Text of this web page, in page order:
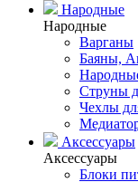
Народные
Народные
Варганы
Баяны,
Струны
Чехлы
Аксессуары
Аксессуары
Блоки